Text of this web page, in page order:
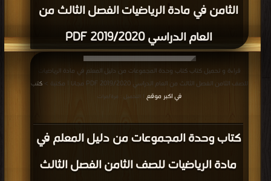
الثامن في مادة الرياضيات الفصل الثالث من
العام الدراسي 2019/2020 PDF
كتاب وحدة المجموعات من دليل المعلم في
مادة الرياضيات للصف الثامن الفصل الثالث
قراءة و تحميل كتاب كتاب وحدة المجموعات من دليل المعلم في مادة الرياضيات
للصف الثامن الفصل الثالث من العام الدراسي 2019/2020 PDF مجانا | مكتبة >
كتب
في اكبر موقع | التحميل : مرة/مرات